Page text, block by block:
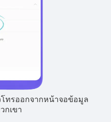
โทรออกจากหน้าจอข้อมูล
กเขา